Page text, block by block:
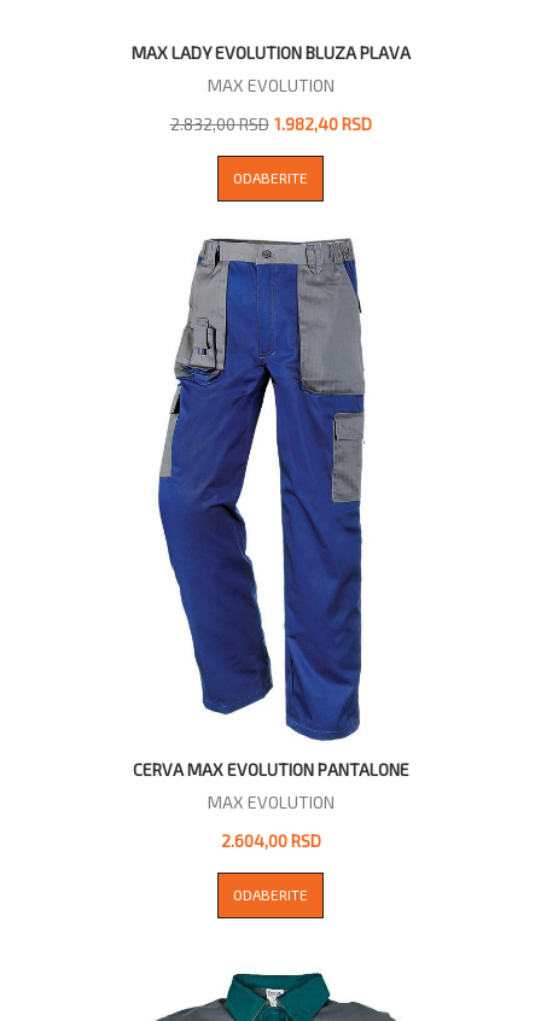
MAX LADY EVOLUTION BLUZA PLAVA
MAX EVOLUTION
2.832,00 RSD 1.982,40 RSD
ODABERITE
CERVA MAX EVOLUTION PANTALONE
MAX EVOLUTION
2.604,00 RSD
ODABERITE